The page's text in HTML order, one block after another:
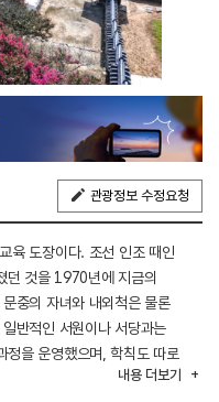
관광정보 수정요청
육 도장이다. 조선 인조 때인
던 것을 1970년에 지금의
중의 자녀와 내외척은 물론
반적인 서원이나 서당과는
정을 운영했으며, 학칙도 따로
활발하게 운영됐던 종학당은
내용 더보기